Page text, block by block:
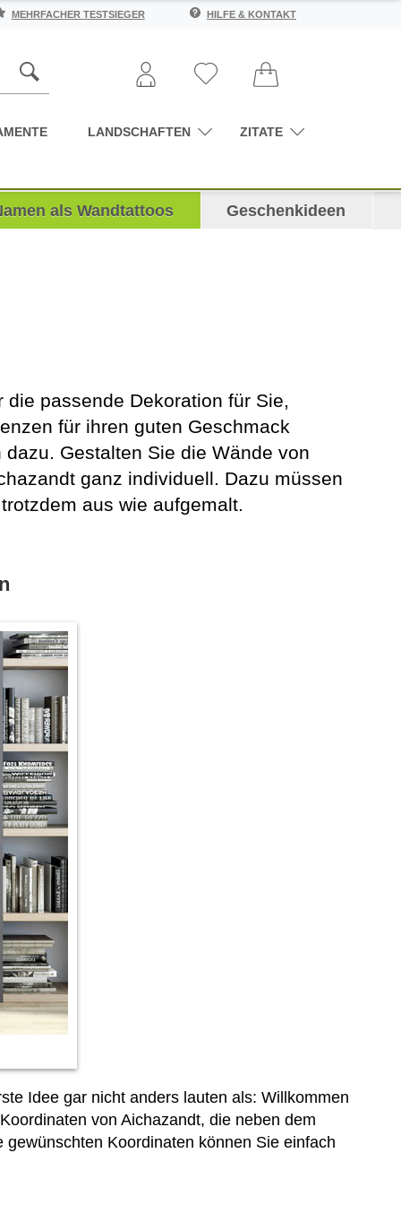
MEHRFACHER TESTSIEGER HILFE & KONTAKT
LANDSCHAFTEN ZITATE
als Wandtattoos Geschenkideen
passende Dekoration für Sie,
für ihren guten Geschmack
Gestalten Sie die Wände von
ganz individuell. Dazu müssen
aus wie aufgemalt.
Idee gar nicht anders lauten als: Willkommen
von Aichazandt, die neben dem
Koordinaten können Sie einfach